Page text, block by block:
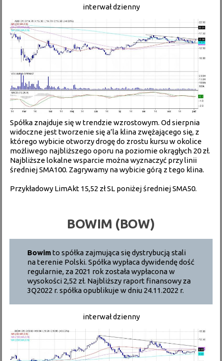
interwał dzienny
Spółka znajduje się w trendzie wzrostowym. Od sierpnia
widoczne jest tworzenie się a’la klina zwężającego się, z
którego wybicie otworzy drogę do zrostu kursu w okolice
możliwego najbliższego oporu na poziomie okrągłych 20 zł.
Najbliższe lokalne wsparcie można wyznaczyć przy linii
średniej SMA100. Zagrywamy na wybicie górą z tego klina.
Przykładowy LimAkt 15,52 zł SL poniżej średniej SMA50.
BOWIM (BOW)
Bowimto spółka zajmująca się dystrybucją stali
na terenie Polski. Spółka wypłaca dywidendę dość
regularnie, za 2021 rok została wypłacona w
wysokości 2,52 zł. Najbliższy raport finansowy za
3Q2022 r. spółka opublikuje w dniu 24.11.2022 r.
interwał dzienny